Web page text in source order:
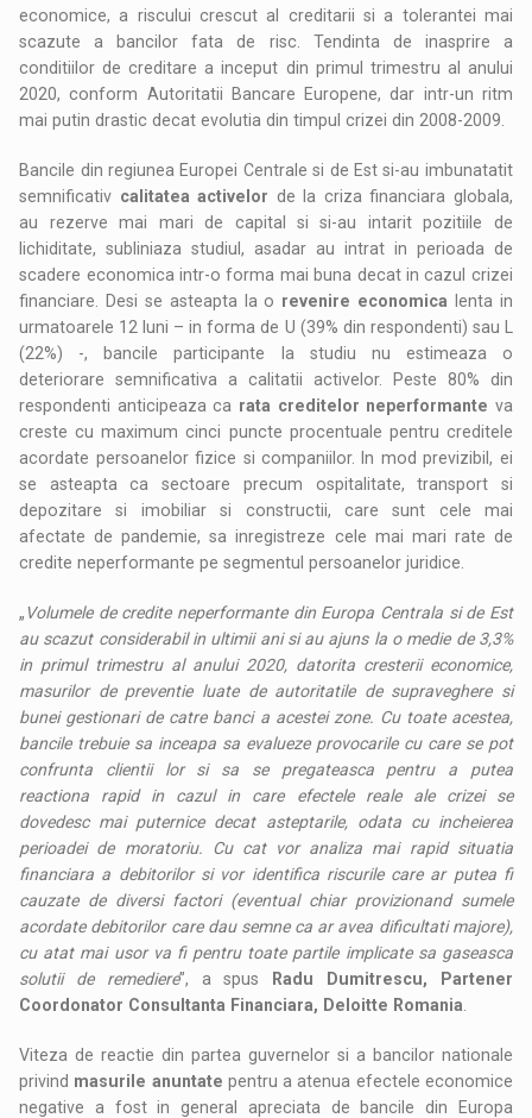
economice, a riscului crescut al creditarii si a tolerantei mai
scazute a bancilor fata de risc. Tendinta de inasprire a
conditiilor de creditare a inceput din primul trimestru al anului
2020, conform Autoritatii Bancare Europene, dar intr-un ritm
mai putin drastic decat evolutia din timpul crizei din 2008-2009.
Bancile din regiunea Europei Centrale si de Est si-au imbunatatit
semnificativ calitatea activelor de la criza financiara globala,
au rezerve mai mari de capital si si-au intarit pozitiile de
lichiditate, subliniaza studiul, asadar au intrat in perioada de
scadere economica intr-o forma mai buna decat in cazul crizei
financiare. Desi se asteapta la o revenire economica lenta in
urmatoarele 12 luni – in forma de U (39% din respondenti) sau L
(22%) -, bancile participante la studiu nu estimeaza o
deteriorare semnificativa a calitatii activelor. Peste 80% din
respondenti anticipeaza ca rata creditelor neperformante va
creste cu maximum cinci puncte procentuale pentru creditele
acordate persoanelor fizice si companiilor. In mod previzibil, ei
se asteapta ca sectoare precum ospitalitate, transport si
depozitare si imobiliar si constructii, care sunt cele mai
afectate de pandemie, sa inregistreze cele mai mari rate de
credite neperformante pe segmentul persoanelor juridice.
„Volumele de credite neperformante din Europa Centrala si de Est
au scazut considerabil in ultimii ani si au ajuns la o medie de 3,3%
in primul trimestru al anului 2020, datorita cresterii economice,
masurilor de preventie luate de autoritatile de supraveghere si
bunei gestionari de catre banci a acestei zone. Cu toate acestea,
bancile trebuie sa inceapa sa evalueze provocarile cu care se pot
confrunta clientii lor si sa se pregateasca pentru a putea
reactiona rapid in cazul in care efectele reale ale crizei se
dovedesc mai puternice decat asteptarile, odata cu incheierea
perioadei de moratoriu. Cu cat vor analiza mai rapid situatia
financiara a debitorilor si vor identifica riscurile care ar putea fi
cauzate de diversi factori (eventual chiar provizionand sumele
acordate debitorilor care dau semne ca ar avea dificultati majore),
cu atat mai usor va fi pentru toate partile implicate sa gaseasca
solutii de remediere”, a spus
Radu Dumitrescu, Partener
Coordonator Consultanta Financiara, Deloitte Romania
Viteza de reactie din partea guvernelor si a bancilor nationale
privind masurile anuntate pentru a atenua efectele economice
negative a fost in general apreciata de bancile din Europa